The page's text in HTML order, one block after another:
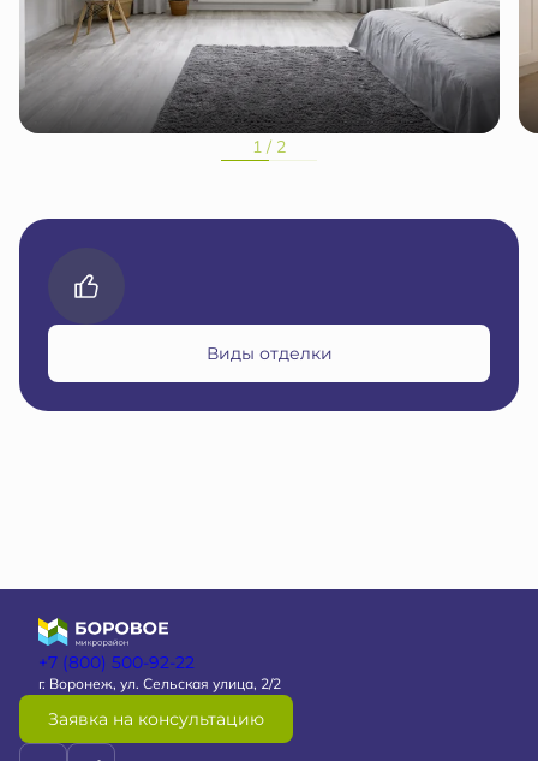
1 / 2
Виды отделки
+7 (800) 500-92-22
г. Воронеж, ул. Сельская улица, 2/2
Заявка на консультацию